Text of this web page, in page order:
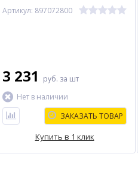
Артикул: 897072800
3 231 руб. за шт
Нет в наличии
ЗАКАЗАТЬ ТОВАР
Купить в 1 клик